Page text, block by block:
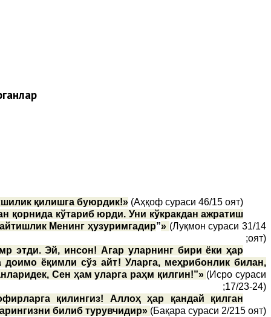
қилишга буюрдик!» (Аҳқоф сураси 46/15 оят);
қорнида кўтариб юрди. Уни кўкракдан ажратиш
Менинг ҳузуримгадир”» (Луқмон сураси 31/14
оят);
этди. Эй, инсон! Агар уларнинг бири ёки ҳар
ёқимли сўз айт! Уларга, меҳрибонлик билан,
Сен ҳам уларга раҳм қилгин!”» (Исро сураси
17/23-24);
қилингиз! Аллоҳ ҳар қандай қилган
билиб турувчидир» (Бақара сураси 2/215 оят).